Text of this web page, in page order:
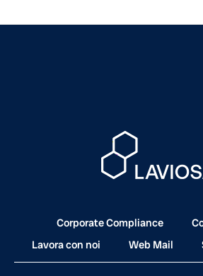
Corporate Compliance
Lavora con noi
Web Mail